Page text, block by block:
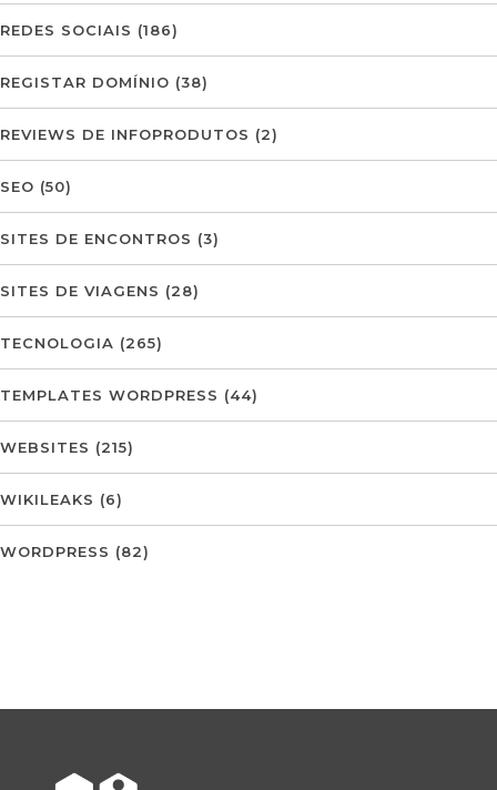
REDES SOCIAIS (186)
REGISTAR DOMÍNIO (38)
REVIEWS DE INFOPRODUTOS (2)
SEO (50)
SITES DE ENCONTROS (3)
SITES DE VIAGENS (28)
TECNOLOGIA (265)
TEMPLATES WORDPRESS (44)
WEBSITES (215)
WIKILEAKS (6)
WORDPRESS (82)